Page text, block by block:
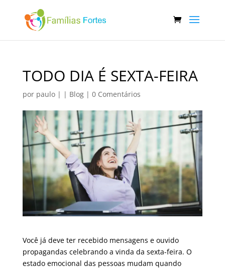
TODO DIA É SEXTA-FEIRA
por paulo| | Blog| 0 Comentários
Você já deve ter recebido mensagens e ouvido
propagandas celebrando a vinda da sexta-feira. O
estado emocional das pessoas mudam quando